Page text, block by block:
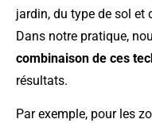
jardin, du type de sol et
Dans notre pratique,
combinaison de ces
résultats.
Par exemple, pour les